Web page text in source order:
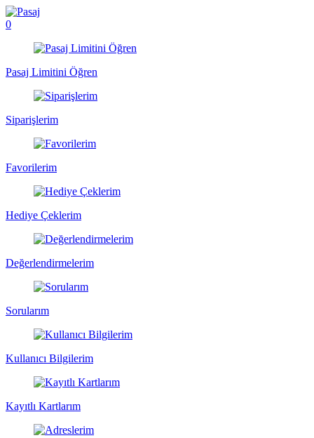
0
Pasaj Limitini Öğren
Siparişlerim
Favorilerim
Hediye Çeklerim
Değerlendirmelerim
Sorularım
Kullanıcı Bilgilerim
Kayıtlı Kartlarım